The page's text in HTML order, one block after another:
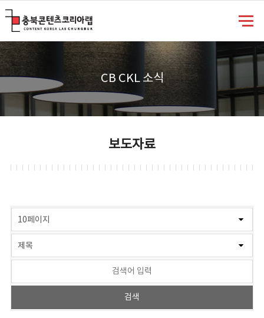
CB CKL 소식
보도자료